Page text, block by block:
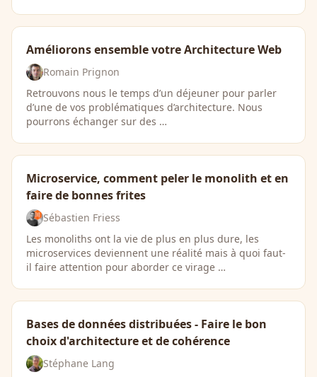
Améliorons ensemble votre Architecture Web
Romain Prignon
Retrouvons nous le temps d’un déjeuner pour parler
d’une de vos problématiques d’architecture. Nous
pourrons échanger sur des …
Microservice, comment peler le monolith et en
faire de bonnes frites
Sébastien Friess
Les monoliths ont la vie de plus en plus dure, les
microservices deviennent une réalité mais à quoi faut-
il faire attention pour aborder ce virage …
Bases de données distribuées - Faire le bon
choix d'architecture et de cohérence
Stéphane Lang